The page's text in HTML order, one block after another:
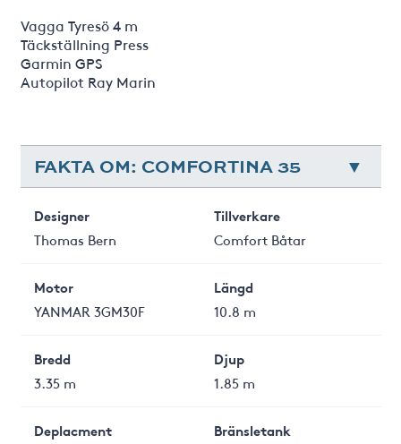
Vagga Tyresö 4 m
Täckställning Press
Garmin GPS
Autopilot Ray Marin
FAKTA OM: COMFORTINA 35
Designer
Thomas Bern
Tillverkare
Comfort Båtar
Motor
YANMAR 3GM30F
Längd
10.8 m
Bredd
3.35 m
Djup
1.85 m
Deplacment
Bränsletank